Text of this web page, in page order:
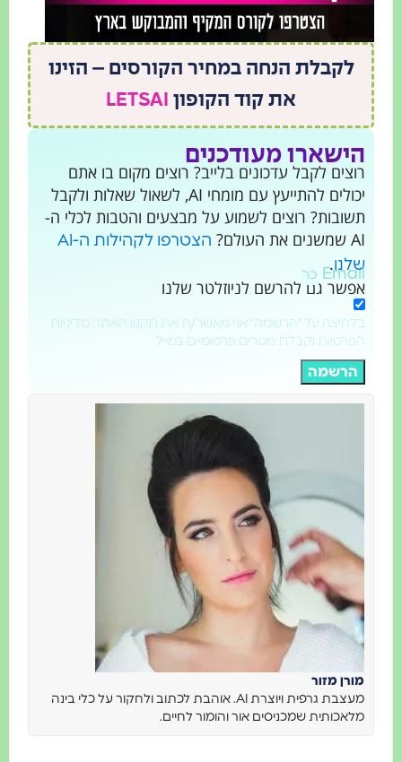
לקבלת הנחה במחיר הקורסים – הזינו
את קוד הקופוןLETSAI
הישארו מעודכנים
רוצים לקבל עדכונים בלייב? רוצים מקום בו אתם
יכולים להתייעץ עם מומחי AI, לשאול שאלות ולקבל
תשובות? רוצים לשמוע על מבצעים והטבות לכלי ה-
הצטרפו לקהילות ה-AI
.
אפשר גם להרשם לניוזלטר שלנו
Email
בלחיצה על "הרשמה" אני מאשר/ת את תקנון האתר, מדיניות
הפרטיות וקבלת מסרים פרסומיים במייל
הרשמה
מורן מזור
מעצבת גרפית ויוצרת AI. אוהבת לכתוב ולחקור על כלי בינה
מלאכותית שמכניסים אור והומור לחיים.